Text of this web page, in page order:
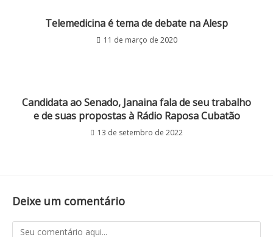
Telemedicina é tema de debate na Alesp
11 de março de 2020
Candidata ao Senado, Janaina fala de seu trabalho
e de suas propostas à Rádio Raposa Cubatão
13 de setembro de 2022
Deixe um comentário